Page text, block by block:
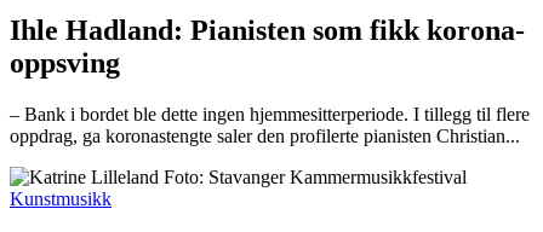
Ihle Hadland: Pianisten som fikk korona-
oppsving
– Bank i bordet ble dette ingen hjemmesitterperiode. I tillegg til flere
oppdrag, ga koronastengte saler den profilerte pianisten Christian...
Kunstmusikk